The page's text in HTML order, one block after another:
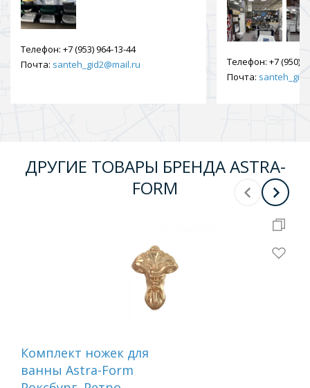
Телефон: +7 (953) 964-13-44
Почта: santeh_gid2@mail.ru Телефон: +7 (950)
Почта:
ДРУГИЕ ТОВАРЫ БРЕНДА ASTRA-
FORM
Комплект ножек для
ванны Astra-Form